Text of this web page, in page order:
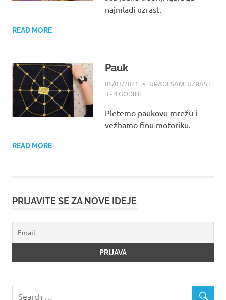
najmlađi uzrast.
READ MORE
Pauk
05/03/2021 MAMA
URADI SAM, UZRAST
3 - 4 GODINE
Pletemo paukovu mrežu i
vežbamo finu motoriku.
READ MORE
PRIJAVITE SE ZA NOVE IDEJE